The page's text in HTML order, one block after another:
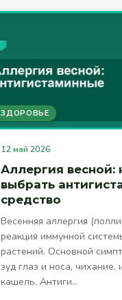
ЗДОРОВЬЕ
12 май 2026
Аллергия весной:
выбрать
средство
Весенняя аллергия
реакция иммунной
растений. Основной
зуд глаз и носа, чихание,
кашель. Антиги…